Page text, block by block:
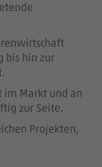
bis hin zur
im Markt und an
zur Seite.
Projekten,